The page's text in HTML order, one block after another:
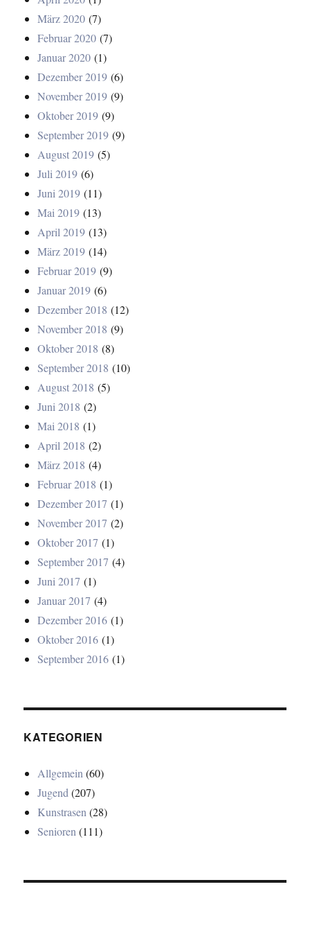
März 2020 (7)
Februar 2020 (7)
Januar 2020 (1)
Dezember 2019 (6)
November 2019 (9)
Oktober 2019 (9)
September 2019 (9)
August 2019 (5)
Juli 2019 (6)
Juni 2019 (11)
Mai 2019 (13)
April 2019 (13)
März 2019 (14)
Februar 2019 (9)
Januar 2019 (6)
Dezember 2018 (12)
November 2018 (9)
Oktober 2018 (8)
September 2018 (10)
August 2018 (5)
Juni 2018 (2)
Mai 2018 (1)
April 2018 (2)
März 2018 (4)
Februar 2018 (1)
Dezember 2017 (1)
November 2017 (2)
Oktober 2017 (1)
September 2017 (4)
Juni 2017 (1)
Januar 2017 (4)
Dezember 2016 (1)
Oktober 2016 (1)
September 2016 (1)
KATEGORIEN
Allgemein(60)
Jugend(207)
Kunstrasen(28)
Senioren(111)